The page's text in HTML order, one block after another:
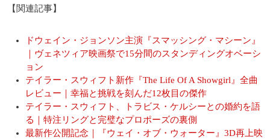
【関連記事】
ドウェイン・ジョンソン主演『スマッシング・マシーン』
｜ヴェネツィア映画祭で15分間のスタンディングオベーシ
ョン
テイラー・スウィフト新作『The Life Of A Showgirl』全曲
レビュー｜幸福と挑戦を刻んだ12枚目の傑作
テイラー・スウィフト、トラビス・ケルシーとの婚約を語
る｜特注リングと完璧なプロポーズの裏側
最新作公開記念｜『ウェイ・オブ・ウォーター』3D再上映